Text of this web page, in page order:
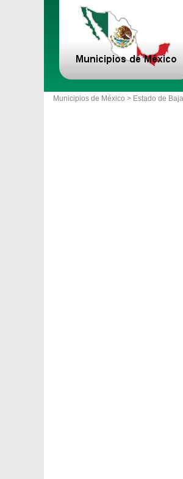
Municipios de México > Estado de